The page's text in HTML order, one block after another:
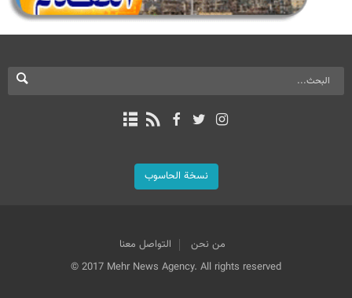
نسخة الحاسوب
من نحن
التواصل معنا
© 2017 Mehr News Agency. All rights reserved